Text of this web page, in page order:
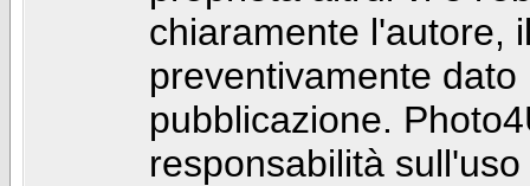
chiaramente l'autore,
preventivamente
pubblicazione.
responsabilità